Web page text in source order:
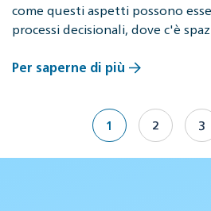
come questi aspetti possono
processi decisionali, dove c'è
Per saperne di più
1 2 3